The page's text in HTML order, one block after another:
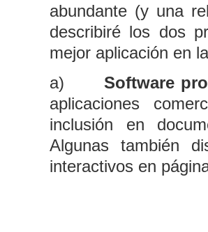
abundante (y una
describiré los dos
mejor aplicación en
a) Software
aplicaciones
inclusión en
Algunas también
interactivos en